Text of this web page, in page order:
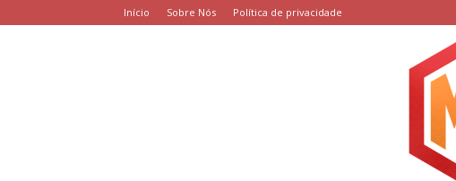
Início Sobre Nós Política de privacidade